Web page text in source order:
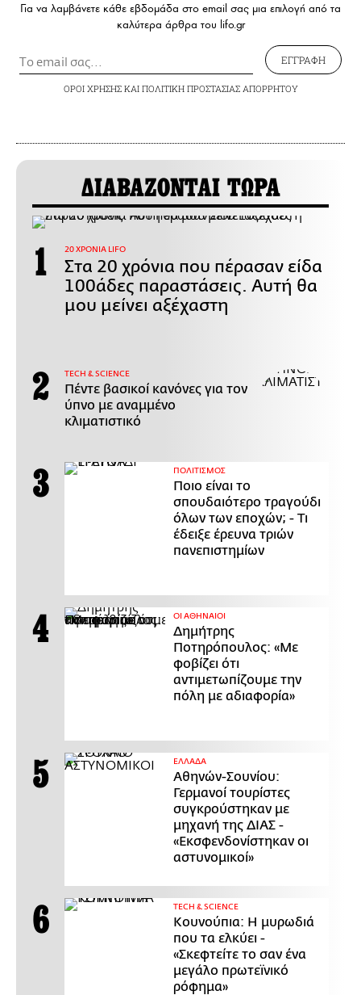
Για να λαμβάνετε κάθε εβδομάδα στο email σας μια επιλογή από τα
καλύτερα άρθρα του lifo.gr
ΕΓΓΡΑΦΗ
ΟΡΟΙ ΧΡΗΣΗΣΚΑΙ ΠΟΛΙΤΙΚΗ ΠΡΟΣΤΑΣΙΑΣ ΑΠΟΡΡΗΤΟΥ
ΔΙΑΒΑΖΟΝΤΑΙ ΤΩΡΑ
20 ΧΡΟΝΙΑ LIFO
Στα 20 χρόνια που πέρασαν είδα
100άδες παραστάσεις. Αυτή θα
μου μείνει αξέχαστη
ΤECH & SCIENCE
Πέντε βασικοί κανόνες για τον
ύπνο με αναμμένο
κλιματιστικό
ΠΟΛΙΤΙΣΜΟΣ
Ποιο είναι το
σπουδαιότερο τραγούδι
όλων των εποχών; - Τι
έδειξε έρευνα τριών
πανεπιστημίων
ΟΙ ΑΘΗΝΑΙΟΙ
Δημήτρης
Ποτηρόπουλος: «Με
φοβίζει ότι
αντιμετωπίζουμε την
πόλη με αδιαφορία»
ΕΛΛΑΔΑ
Αθηνών-Σουνίου:
Γερμανοί τουρίστες
συγκρούστηκαν με
μηχανή της ΔΙΑΣ -
«Εκσφενδονίστηκαν οι
αστυνομικοί»
ΤECH & SCIENCE
Κουνούπια: Η μυρωδιά
που τα ελκύει -
«Σκεφτείτε το σαν ένα
μεγάλο πρωτεϊνικό
ρόφημα»